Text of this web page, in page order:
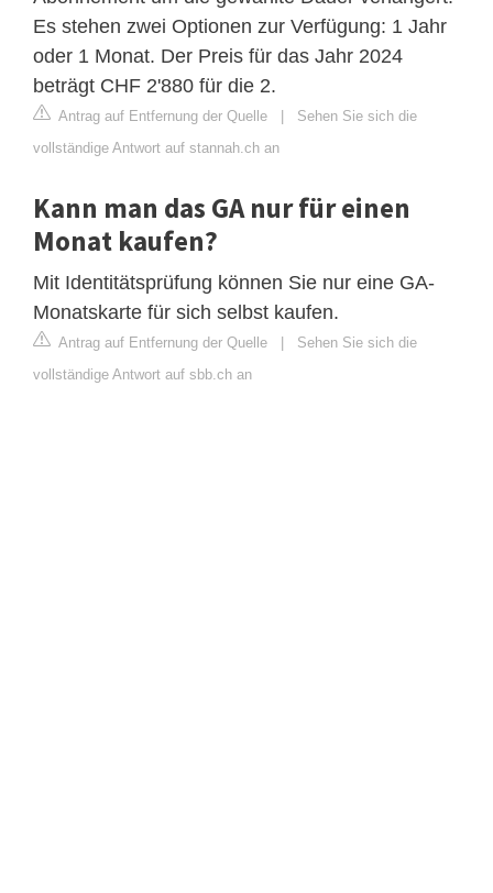
Es stehen zwei Optionen zur Verfügung: 1 Jahr
oder 1 Monat. Der Preis für das Jahr 2024
beträgt CHF 2'880 für die 2.
Antrag auf Entfernung der Quelle | Sehen Sie sich die
vollständige Antwort auf stannah.ch an
Kann man das GA nur für einen
Monat kaufen?
Mit Identitätsprüfung können Sie nur eine GA-
Monatskarte für sich selbst kaufen.
Antrag auf Entfernung der Quelle | Sehen Sie sich die
vollständige Antwort auf sbb.ch an